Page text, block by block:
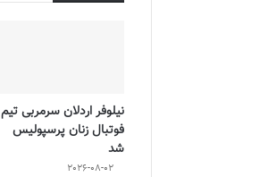
نیلوفر اردلان سرمربی تیم
فوتبال زنان پرسپولیس
شد
2026-08-02